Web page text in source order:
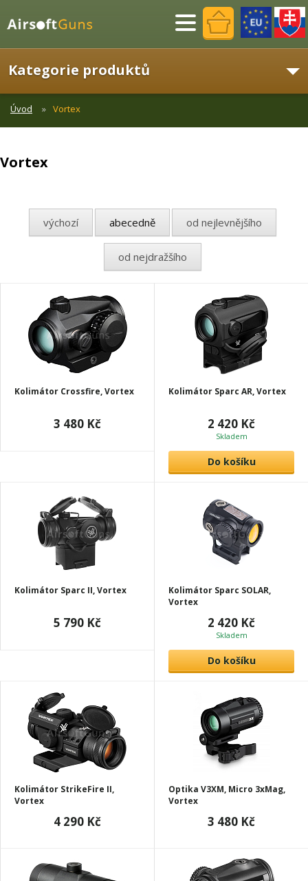
Menu
Kategorie produktů
Úvod Vortex
Vortex
výchozí abecedně od nejlevnějšího
od nejdražšího
Kolimátor Crossfire, Vortex
3 480 Kč
Kolimátor Sparc AR, Vortex
2 420 Kč
Skladem
Do košíku
Kolimátor Sparc II, Vortex
5 790 Kč
Kolimátor Sparc SOLAR,
Vortex
2 420 Kč
Skladem
Do košíku
Kolimátor StrikeFire II,
Vortex
4 290 Kč
Optika V3XM, Micro 3xMag,
Vortex
3 480 Kč